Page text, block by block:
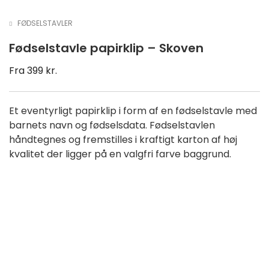
FØDSELSTAVLER
Fødselstavle papirklip – Skoven
Fra399 kr.
Et eventyrligt papirklip i form af en fødselstavle med
barnets navn og fødselsdata. Fødselstavlen
håndtegnes og fremstilles i kraftigt karton af høj
kvalitet der ligger på en valgfri farve baggrund.